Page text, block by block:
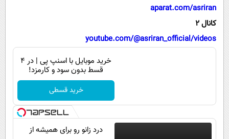
گوناگون
حوادث
محیط زیست
سلامت
فرهنگی
آشپزی
دانلود
aparat.com/asriran
کانال 2
youtube.com/@asriran_official/videos
خرید موبایل با اسنپ پی | در ۴
قسط بدون سود و کارمزد!
خرید قسطی
درد زانو رو برای همیشه از